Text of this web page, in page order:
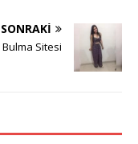
SONRAKI
Sitesi